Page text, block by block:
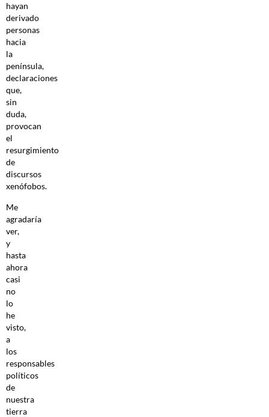
hayan
derivado
personas
hacia
la
península,
declaraciones
que,
sin
duda,
provocan
el
resurgimiento
de
discursos
xenófobos.
Me
agradaría
ver,
y
hasta
ahora
casi
no
lo
he
visto,
a
los
responsables
políticos
de
nuestra
tierra